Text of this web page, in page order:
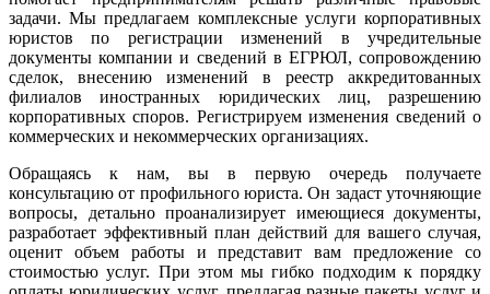
задачи. Мы предлагаем комплексные услуги корпоративных
юристов по регистрации изменений в учредительные
документы компании и сведений в ЕГРЮЛ, сопровождению
сделок, внесению изменений в реестр аккредитованных
филиалов иностранных юридических лиц, разрешению
корпоративных споров. Регистрируем изменения сведений о
коммерческих и некоммерческих организациях.
Обращаясь к нам, вы в первую очередь получаете
консультацию от профильного юриста. Он задаст уточняющие
вопросы, детально проанализирует имеющиеся документы,
разработает эффективный план действий для вашего случая,
оценит объем работы и представит вам предложение со
стоимостью услуг. При этом мы гибко подходим к порядку